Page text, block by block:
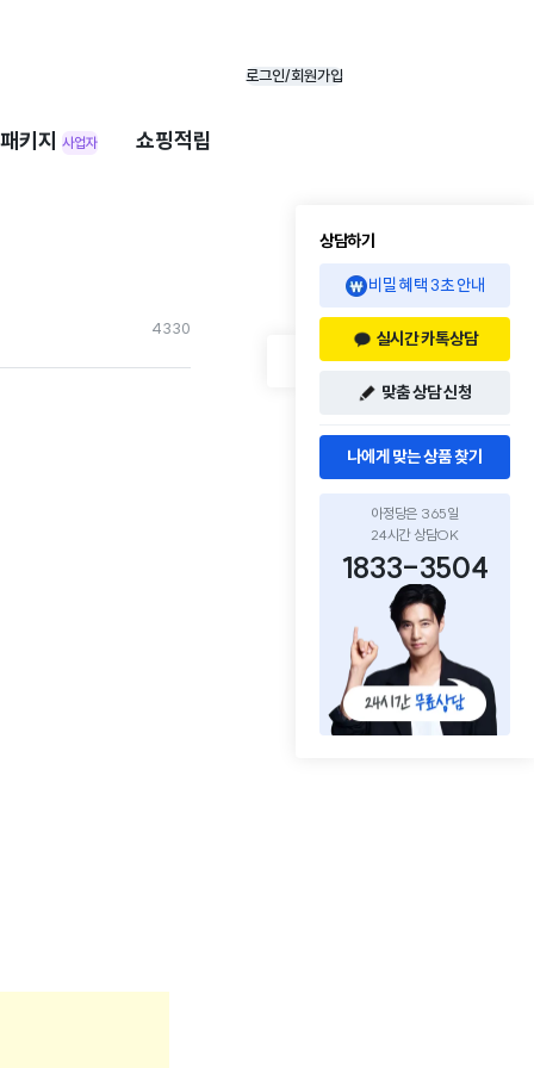
로그인/회원가입
키지 사업자 쇼핑적립
4330
상담하기
비밀 혜택 3초 안내
실시간 카톡상담
맞춤 상담 신청
나에게 맞는 상품 찾기
아정당은 365일
24시간 상담OK
1833-3504